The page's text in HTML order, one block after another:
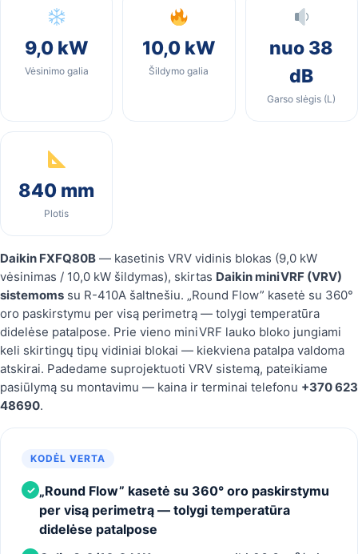
9,0 kW
Vėsinimo galia
10,0 kW
Šildymo galia
nuo 38
dB
Garso slėgis (L)
840 mm
Plotis
Daikin FXFQ80B — kasetinis VRV vidinis blokas (9,0 kW
vėsinimas / 10,0 kW šildymas), skirtas Daikin miniVRF (VRV)
sistemoms su R-410A šaltnešiu. „Round Flow” kasetė su 360°
oro paskirstymu per visą perimetrą — tolygi temperatūra
didelėse patalpose. Prie vieno miniVRF lauko bloko jungiami
keli skirtingų tipų vidiniai blokai — kiekviena patalpa valdoma
atskirai. Padedame suprojektuoti VRV sistemą, pateikiame
pasiūlymą su montavimu — kaina ir terminai telefonu +370 623
48690.
KODĖL VERTA
✓ „Round Flow” kasetė su 360° oro paskirstymu
per visą perimetrą — tolygi temperatūra
didelėse patalpose